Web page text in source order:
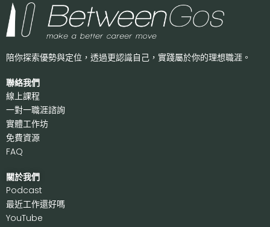
陪你探索優勢與定位，透過更認識自己， 實踐屬於你的理想職涯。
聯絡我們
線上課程
一對一職涯諮詢
實體工作坊
免費資源
FAQ
關於我們
Podcast
最近工作還好嗎
YouTube